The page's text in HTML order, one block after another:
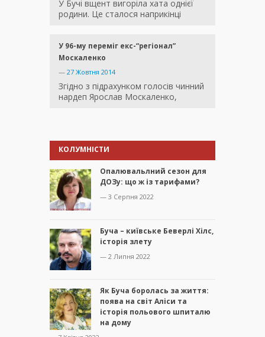
У Бучі вщент вигоріла хата однієї
родини. Це сталося наприкінці
У 96-му переміг екс-“регіонал”
Москаленко
— 27 Жовтня 2014
Згідно з підрахунком голосів чинний
нардеп Ярослав Москаленко,
КОЛУМНІСТИ
Опалювальлний сезон для
ДОЗу: що ж із тарифами?
— 3 Серпня 2022
Буча – київське Беверлі Хілс,
історія злету
— 2 Липня 2022
Як Буча боролась за життя:
поява на світ Аліси та
історія польового шпиталю
на дому